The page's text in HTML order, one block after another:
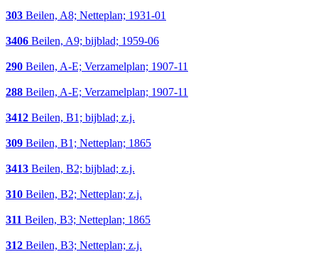
303 Beilen, A8; Netteplan; 1931-01
3406 Beilen, A9; bijblad; 1959-06
290 Beilen, A-E; Verzamelplan; 1907-11
288 Beilen, A-E; Verzamelplan; 1907-11
3412 Beilen, B1; bijblad; z.j.
309 Beilen, B1; Netteplan; 1865
3413 Beilen, B2; bijblad; z.j.
310 Beilen, B2; Netteplan; z.j.
311 Beilen, B3; Netteplan; 1865
312 Beilen, B3; Netteplan; z.j.